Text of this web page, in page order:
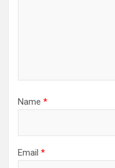
Name *
Email *